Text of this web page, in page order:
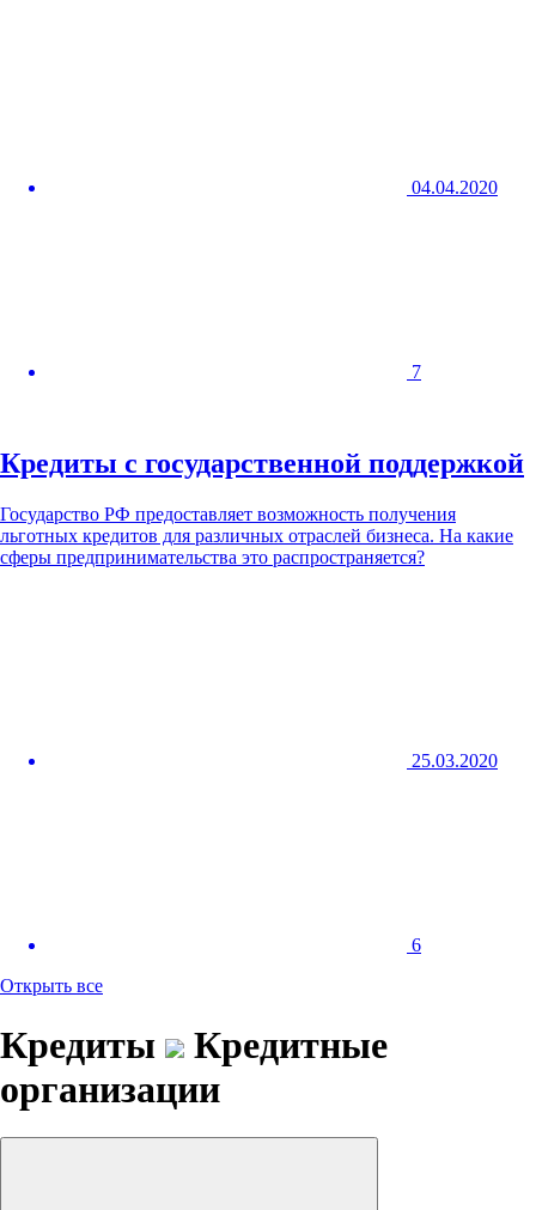
04.04.2020
7
Кредиты с государственной поддержкой
Государство РФ предоставляет возможность получения
льготных кредитов для различных отраслей бизнеса. На какие
сферы предпринимательства это распространяется?
25.03.2020
6
Открыть все
Кредиты
Кредитные
организации